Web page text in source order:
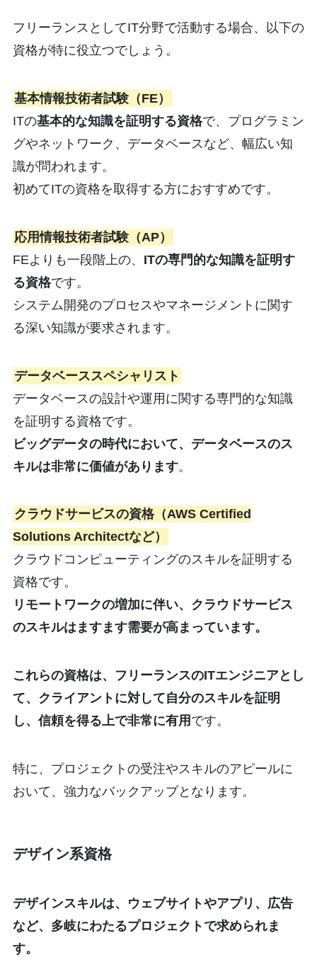
フリーランスとしてIT分野で活動する場合、以下の
資格が特に役立つでしょう。
基本情報技術者試験（FE）
ITの基本的な知識を証明する資格で、プログラミン
グやネットワーク、データベースなど、幅広い知
識が問われます。
初めてITの資格を取得する方におすすめです。
応用情報技術者試験（AP）
FEよりも一段階上の、 ITの専門的な知識を証明す
る資格です。
システム開発のプロセスやマネージメントに関す
る深い知識が要求されます。
データベーススペシャリスト
データベースの設計や運用に関する専門的な知識
を証明する資格です。
ビッグデータの時代において、データベースのス
キルは非常に価値があります。
クラウドサービスの資格（AWS Certified
Solutions Architectなど）
クラウドコンピューティングのスキルを証明する
資格です。
リモートワークの増加に伴い、クラウドサービス
のスキルはますます需要が高まっています。
これらの資格は、フリーランスのITエンジニアとし
て、クライアントに対して自分のスキルを証明
し、信頼を得る上で非常に有用 です。
特に、プロジェクトの受注やスキルのアピールに
おいて、強力なバックアップとなります。
デザイン系資格
デザインスキルは、ウェブサイトやアプリ、広告
など、多岐にわたるプロジェクトで求められま
す。